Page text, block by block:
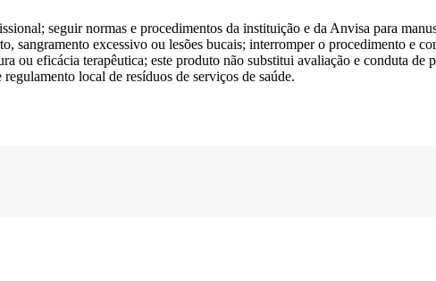
seguir normas e procedimentos da instituição e da Anvisa para
sangramento excessivo ou lesões bucais; interromper o procedimento e
ou eficácia terapêutica; este produto não substitui avaliação e conduta de
local de resíduos de serviços de saúde.